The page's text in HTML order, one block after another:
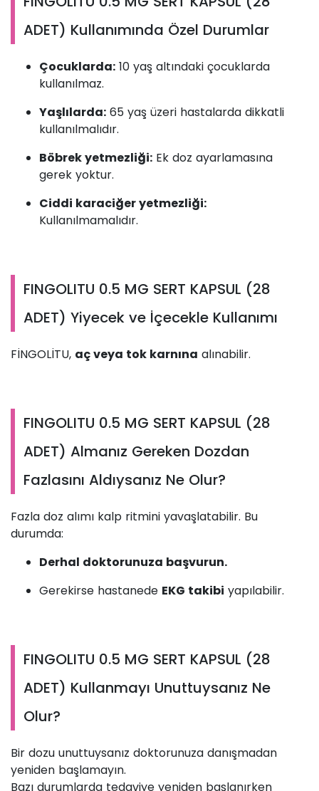
ADET) Kullanımında Özel Durumlar
Çocuklarda: 10 yaş altındaki çocuklarda
kullanılmaz.
Yaşlılarda: 65 yaş üzeri hastalarda dikkatli
kullanılmalıdır.
Böbrek yetmezliği: Ek doz ayarlamasına
gerek yoktur.
Ciddi karaciğer yetmezliği:
Kullanılmamalıdır.
FINGOLITU 0.5 MG SERT KAPSUL (28
ADET) Yiyecek ve İçecekle Kullanımı
FİNGOLİTU, aç veya tok karnına alınabilir.
FINGOLITU 0.5 MG SERT KAPSUL (28
ADET) Almanız Gereken Dozdan
Fazlasını Aldıysanız Ne Olur?
Fazla doz alımı kalp ritmini yavaşlatabilir. Bu
durumda:
Derhal doktorunuza başvurun.
Gerekirse hastanede EKG takibi yapılabilir.
FINGOLITU 0.5 MG SERT KAPSUL (28
ADET) Kullanmayı Unuttuysanız Ne
Olur?
Bir dozu unuttuysanız doktorunuza danışmadan
yeniden başlamayın.
Bazı durumlarda tedaviye yeniden başlanırken